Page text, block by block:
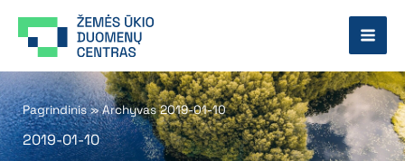
prie
Pagrindinis»Archyvas 2019-01-10
2019-01-10